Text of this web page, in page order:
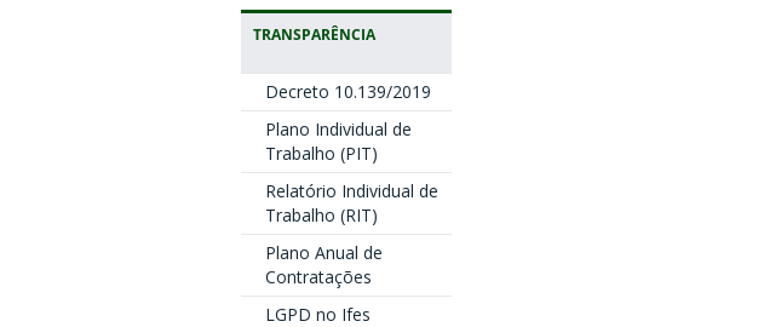
TRANSPARÊNCIA
Decreto 10.139/2019
Plano Individual de
Trabalho (PIT)
Relatório Individual de
Trabalho (RIT)
Plano Anual de
Contratações
LGPD no Ifes